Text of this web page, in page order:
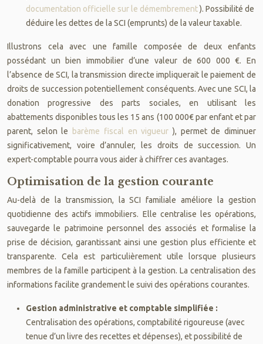
documentation officielle sur le démembrement). Possibilité de
déduire les dettes de la SCI (emprunts) de la valeur taxable.
Illustrons cela avec une famille composée de deux enfants
possédant un bien immobilier d’une valeur de 600 000 €. En
l’absence de SCI, la transmission directe impliquerait le paiement de
droits de succession potentiellement conséquents. Avec une SCI, la
donation progressive des parts sociales, en utilisant les
abattements disponibles tous les 15 ans (100 000€ par enfant et par
parent, selon le
barème fiscal en vigueur ), permet de diminuer
significativement, voire d’annuler, les droits de succession. Un
expert-comptable pourra vous aider à chiffrer ces avantages.
Optimisation de la gestion courante
Au-delà de la transmission, la SCI familiale améliore la gestion
quotidienne des actifs immobiliers. Elle centralise les opérations,
sauvegarde le patrimoine personnel des associés et formalise la
prise de décision, garantissant ainsi une gestion plus efficiente et
transparente. Cela est particulièrement utile lorsque plusieurs
membres de la famille participent à la gestion. La centralisation des
informations facilite grandement le suivi des opérations courantes.
Gestion administrative et comptable simplifiée :
Centralisation des opérations, comptabilité rigoureuse (avec
tenue d’un livre des recettes et dépenses), et possibilité de